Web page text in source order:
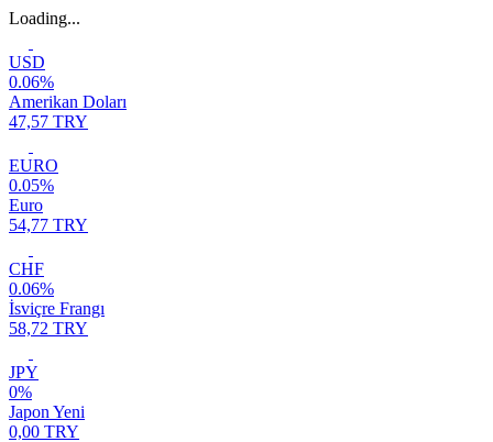
Loading...
USD
0.06%
Amerikan Doları
47,57 TRY
EURO
0.05%
Euro
54,77 TRY
CHF
0.06%
İsviçre Frangı
58,72 TRY
JPY
0%
Japon Yeni
0,00 TRY